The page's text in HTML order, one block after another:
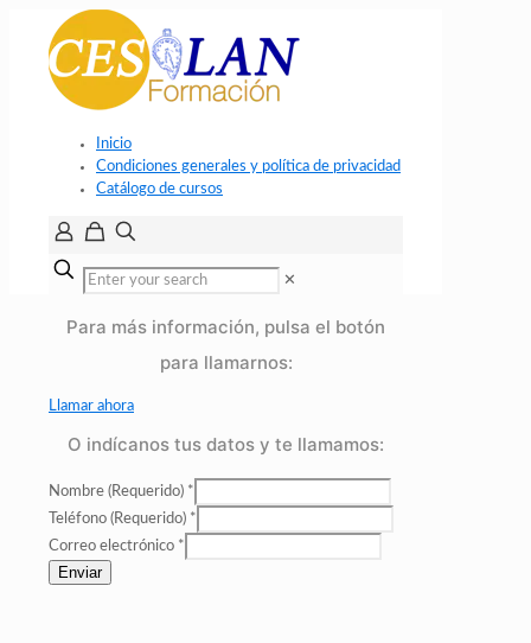
Inicio
Condiciones generales y política de privacidad
Catálogo de cursos
✕
Para más información, pulsa el botón
para llamarnos:
Llamar ahora
O indícanos tus datos y te llamamos:
Nombre (Requerido) *
Teléfono (Requerido) *
Correo electrónico *
Enviar